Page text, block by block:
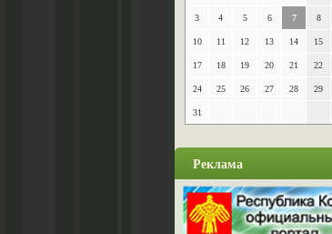
3 4 5 6 7 8
10 11 12 13 14 15
17 18 19 20 21 22
24 25 26 27 28 29
31
Реклама